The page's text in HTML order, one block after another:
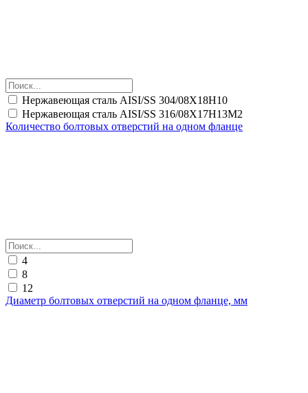
Нержавеющая сталь AISI/SS 304/08Х18Н10
Нержавеющая сталь AISI/SS 316/08Х17Н13М2
Количество болтовых отверстий на одном фланце
4
8
12
Диаметр болтовых отверстий на одном фланце, мм